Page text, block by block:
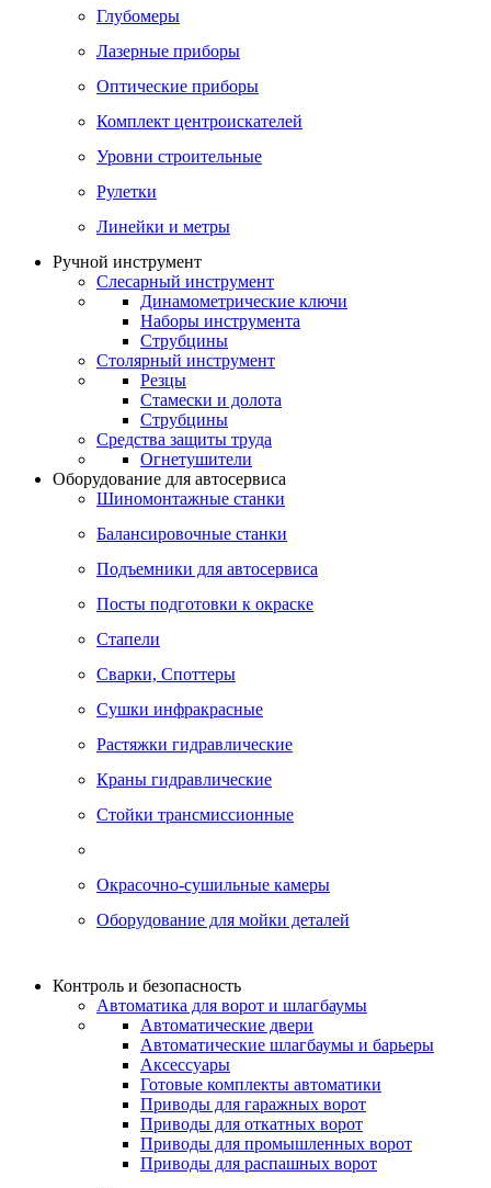
Глубомеры
Лазерные приборы
Оптические приборы
Комплект центроискателей
Уровни строительные
Рулетки
Линейки и метры
Ручной инструмент
Слесарный инструмент
Динамометрические ключи
Наборы инструмента
Струбцины
Столярный инструмент
Резцы
Стамески и долота
Струбцины
Средства защиты труда
Огнетушители
Оборудование для автосервиса
Шиномонтажные станки
Балансировочные станки
Подъемники для автосервиса
Посты подготовки к окраске
Стапели
Сварки, Cпоттеры
Сушки инфракрасные
Растяжки гидравлические
Краны гидравлические
Стойки трансмиссионные
Окрасочно-сушильные камеры
Оборудование для мойки деталей
Контроль и безопасность
Автоматика для ворот и шлагбаумы
Автоматические двери
Автоматические шлагбаумы и барьеры
Аксессуары
Готовые комплекты автоматики
Приводы для гаражных ворот
Приводы для откатных ворот
Приводы для промышленных ворот
Приводы для распашных ворот